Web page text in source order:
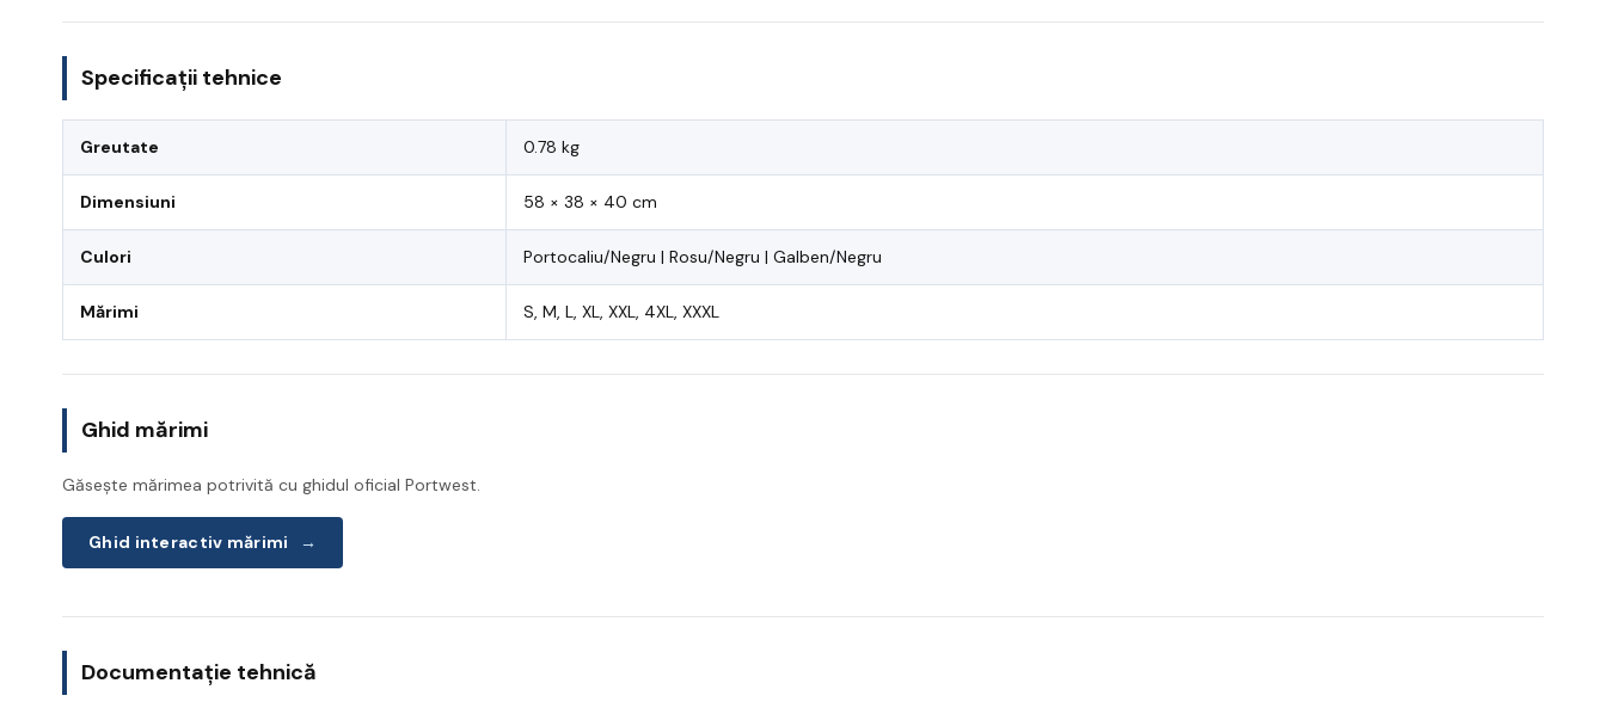
Specificații tehnice
Greutate 0.78 kg
Dimensiuni 58 × 38 × 40 cm
Culori Portocaliu/Negru | Rosu/Negru | Galben/Negru
Mărimi S, M, L, XL, XXL, 4XL, XXXL
Ghid mărimi
Găsește mărimea potrivită cu ghidul oficial Portwest.
Ghid interactiv mărimi →
Documentație tehnică